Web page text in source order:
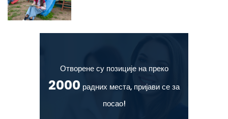
Отворене су позиције на преко
2000 радних места, пријави се за
посао!